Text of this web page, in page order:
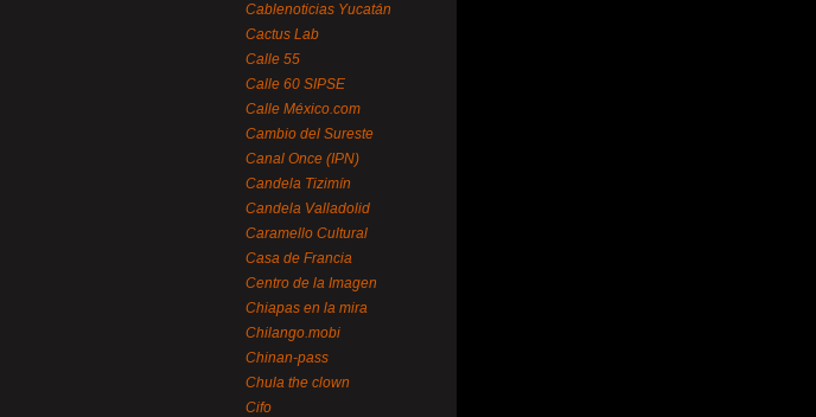
Cablenoticias Yucatán
Cactus Lab
Calle 55
Calle 60 SIPSE
Calle México.com
Cambio del Sureste
Canal Once (IPN)
Candela Tizimín
Candela Valladolid
Caramello Cultural
Casa de Francia
Centro de la Imagen
Chiapas en la mira
Chilango.mobi
Chinan-pass
Chula the clown
Cifo